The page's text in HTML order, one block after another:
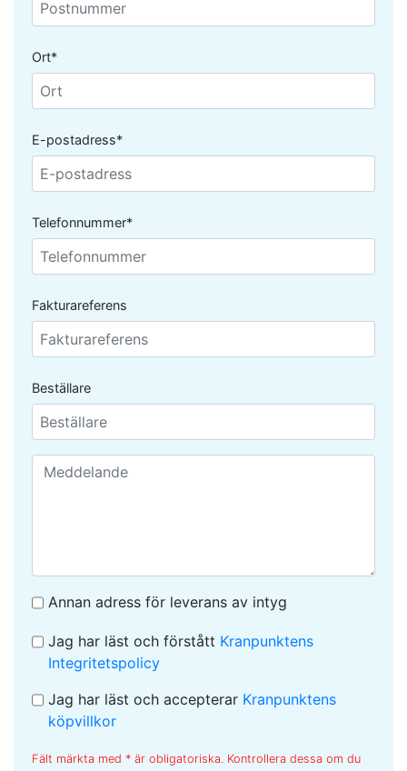
Ort*
E-postadress*
Telefonnummer*
Fakturareferens
Beställare
Annan adress för leverans av intyg
Jag har läst och förstått Kranpunktens
Integritetspolicy
Jag har läst och accepterar Kranpunktens
köpvillkor
Fält märkta med * är obligatoriska. Kontrollera dessa om du